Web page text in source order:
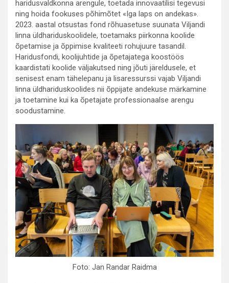
haridusvaldkonna arengule, toetada innovaatilisi tegevusi
ning hoida fookuses põhimõtet «Iga laps on andekas».
2023. aastal otsustas fond rõhuasetuse suunata Viljandi
linna üldhariduskoolidele, toetamaks piirkonna koolide
õpetamise ja õppimise kvaliteeti rohujuure tasandil.
Haridusfondi, koolijuhtide ja õpetajatega koostöös
kaardistati koolide väljakutsed ning jõuti järeldusele, et
senisest enam tähelepanu ja lisaressurssi vajab Viljandi
linna üldhariduskoolides nii õppijate andekuse märkamine
ja toetamine kui ka õpetajate professionaalse arengu
soodustamine.
Foto: Jan Randar Raidma